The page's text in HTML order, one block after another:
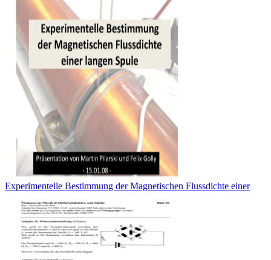
Experimentelle Bestimmung der Magnetischen Flussdichte einer